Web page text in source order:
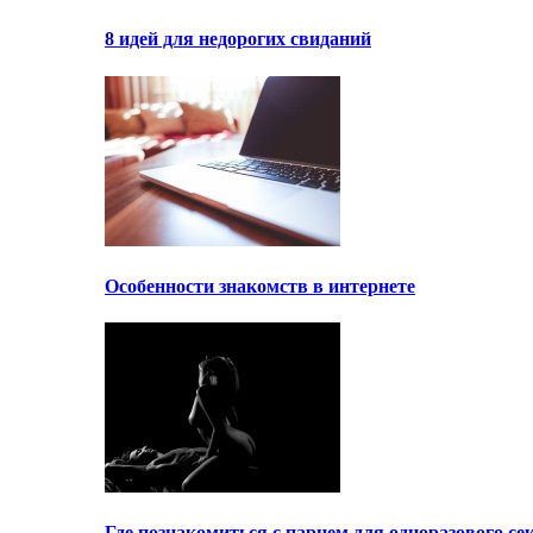
8 идей для недорогих свиданий
Особенности знакомств в интернете